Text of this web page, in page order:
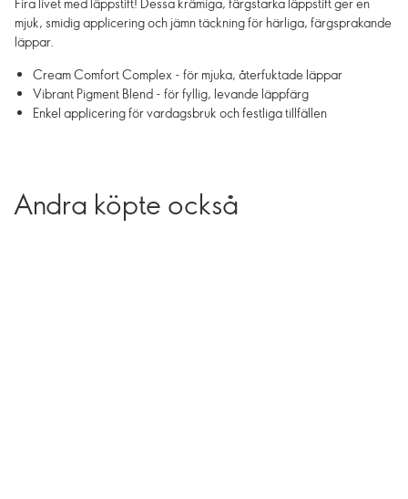
mjuk, smidig applicering och jämn täckning för härliga, färgsprakande
läppar.
Cream Comfort Complex - för mjuka, återfuktade läppar
Vibrant Pigment Blend - för fyllig, levande läppfärg
Enkel applicering för vardagsbruk och festliga tillfällen
Andra köpte också